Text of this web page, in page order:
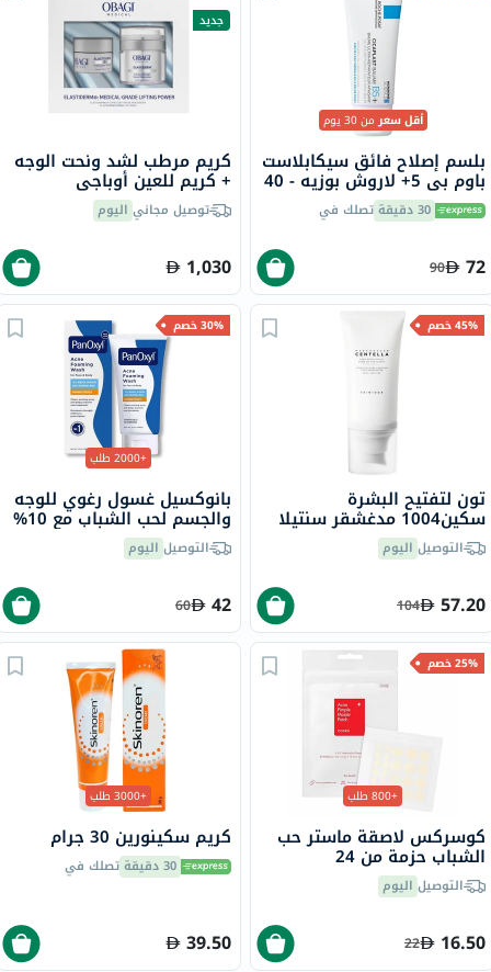
أقل سعرمن 30 يوم
بلسم إصلاح فائق سيكابلاست
باوم بي 5+ لاروش بوزيه - 40
مل 30 دقيقة تصلك في
72
90
جديد
كريم مرطب لشد ونحت الوجه
+ كريم للعين أوباجي
إيلاستيديرم
توصيل مجاني اليوم
1,030
45% خصم
تون لتفتيح البشرة
سكين1004 مدغشقر سنتيلا
بي أي++++ 50 مل
التوصيل اليوم
57.20
104
30% خصم
+2000 طلب
بانوكسيل غسول رغوي للوجه
والجسم لحب الشباب مع 10%
بيروكسيد البنزويل 156 جرام
التوصيل اليوم
42
60
25% خصم
+800 طلب
كوسركس لاصقة ماستر حب
الشباب حزمة من 24
التوصيل اليوم
16.50
22
+3000 طلب
كريم سكينورين 30 جرام
30 دقيقة تصلك في
39.50